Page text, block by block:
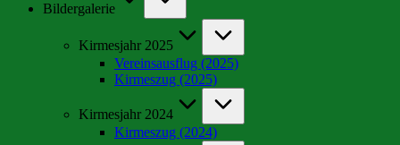
Bildergalerie
Kirmesjahr 2025
Vereinsausflug (2025)
Kirmeszug (2025)
Kirmesjahr 2024
Kirmeszug (2024)